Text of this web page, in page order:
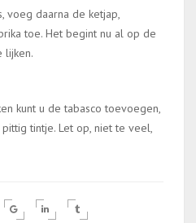
voeg daarna de ketjap,
toe. Het begint nu al op de
lijken.
kunt u de tabasco toevoegen,
tintje. Let op, niet te veel,